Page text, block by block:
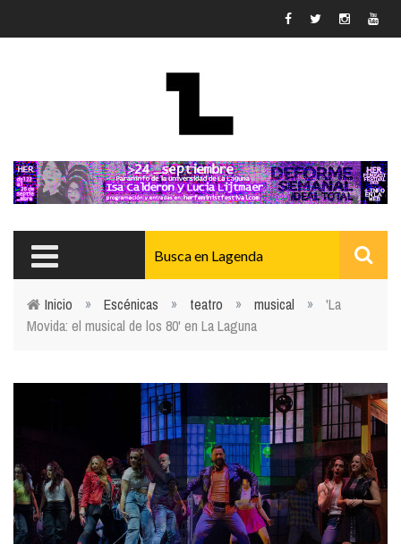
Usted está aquí
Inicio » Escénicas » teatro » musical »
'La
Movida: el musical de los 80' en La Laguna